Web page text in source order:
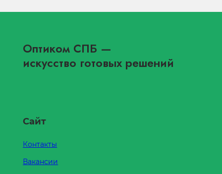
Оптиком СПБ —
искусство готовых решений
Сайт
Контакты
Вакансии